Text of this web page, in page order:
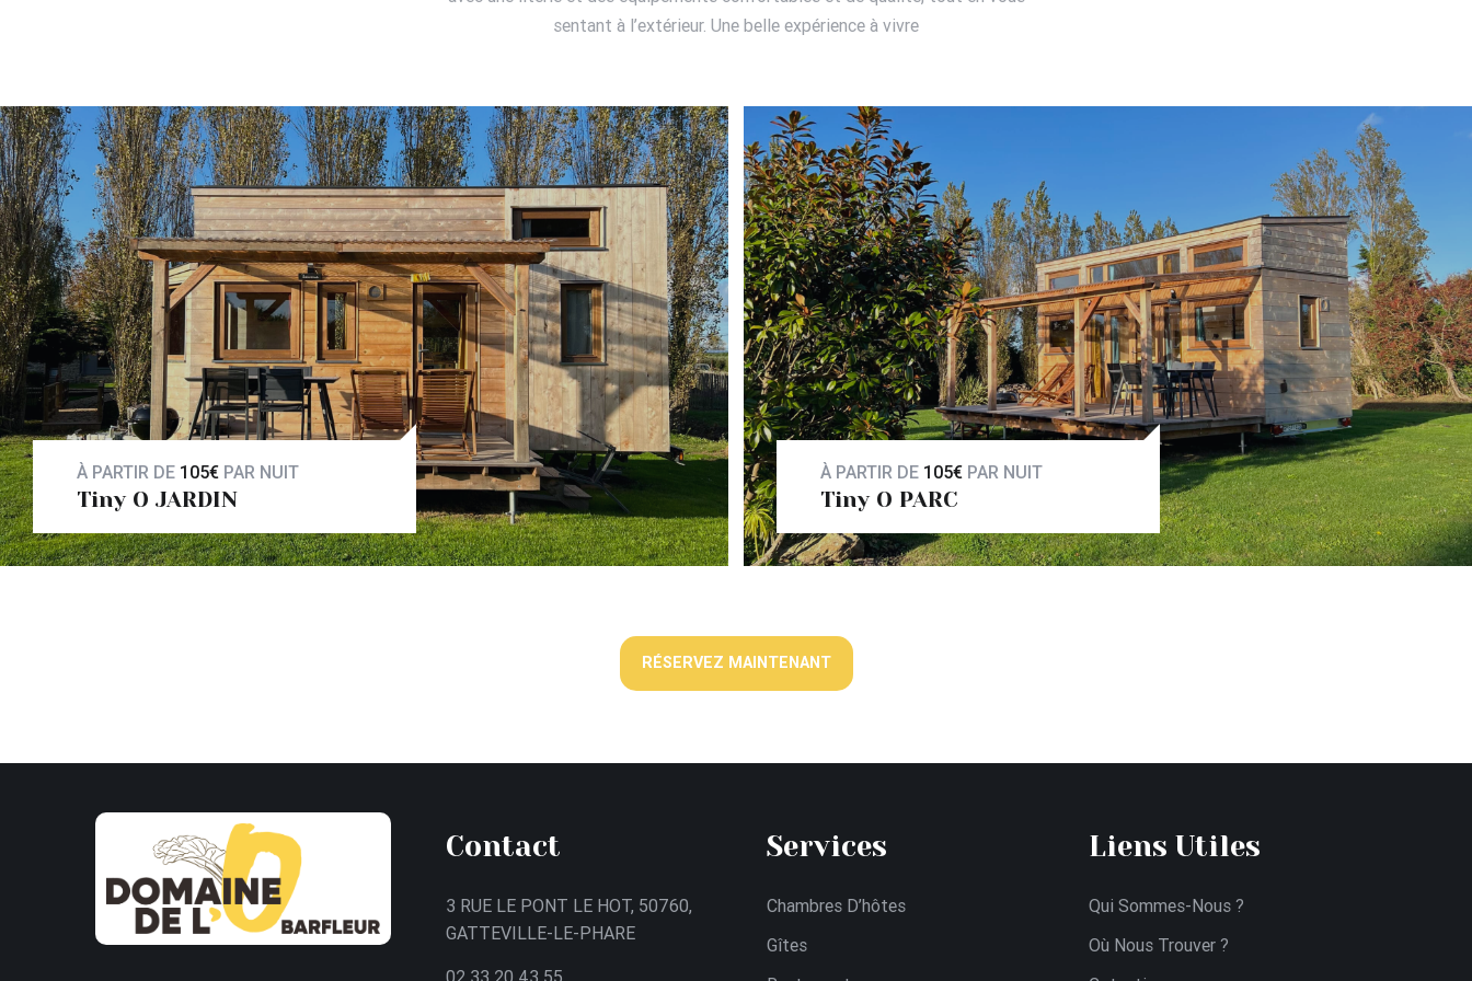
sentant à l’extérieur. Une belle expérience à vivre
À PARTIR DE 105€ PAR NUIT
Tiny O JARDIN
VOIR LE GÎTE
À PARTIR DE 105€ PAR NUIT
Tiny O PARC
RÉSERVEZ MAINTENANT
Contact
3 RUE LE PONT LE HOT, 50760,
GATTEVILLE-LE-PHARE
02 33 20 43 55
Services
Chambres D’hôtes
Gîtes
Liens Utiles
Qui Sommes-Nous ?
Où Nous Trouver ?